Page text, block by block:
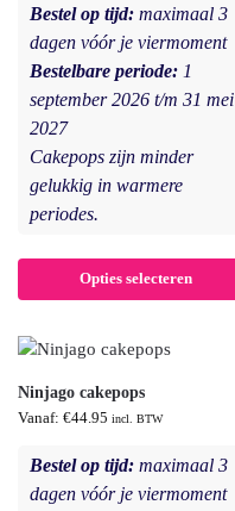
Bestel op tijd: maximaal 3
dagen vóór je viermoment
Bestelbare periode: 1
september 2026 t/m 31 mei
2027
Cakepops zijn minder
gelukkig in warmere
periodes.
Opties selecteren
Ninjago cakepops
Vanaf: €44.95 incl. BTW
Bestel op tijd: maximaal 3
dagen vóór je viermoment